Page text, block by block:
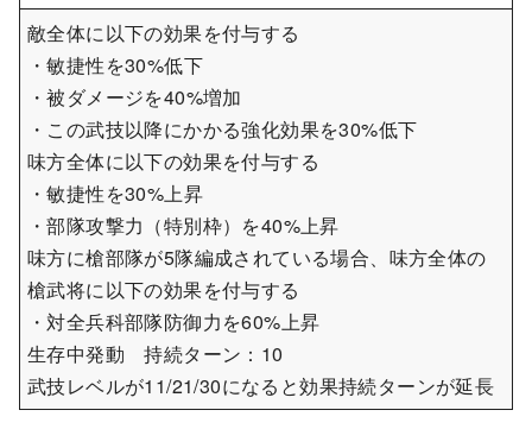
敵全体に以下の効果を付与する
・敏捷性を30%低下
・被ダメージを40%増加
・この武技以降にかかる強化効果を30%低下
味方全体に以下の効果を付与する
・敏捷性を30%上昇
・部隊攻撃力（特別枠）を40%上昇
味方に槍部隊が5隊編成されている場合、味方全体の
槍武将に以下の効果を付与する
・対全兵科部隊防御力を60%上昇
生存中発動 持続ターン：10
武技レベルが11/21/30になると効果持続ターンが延長